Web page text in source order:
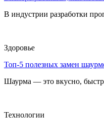
В индустрии разработки
Здоровье
Топ-5 полезных замен
Шаурма — это вкусно,
Технологии